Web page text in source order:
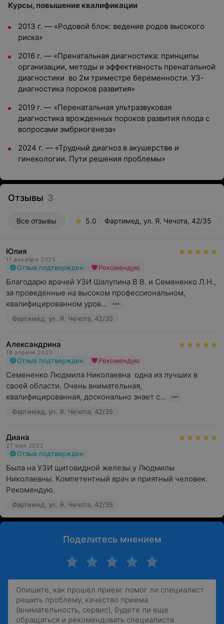
Курсы, повышение квалификации
2013 г. — «Родовой блок: ведение родов высокого
риска»
2016 г. — «Пренатальная диагностика: принципы
организации, методы и эффективность пренатальной
диагностики во 2м триместре беременности. УЗ-
диагностика пороков развития»
2019 г. — «Перенатальная ультразвуковая
диагностика врожденных пороков развития плода с
вопросами эмбриогенеза»
2024 г. — «Трудный диагноз в акушерстве и
гинекологии. Пути решения проблемы»
Отзывы 3
Все отзывы 5.0 Фартимед, ул. Я. Чечота, 42/35
Юлия
11 декабря 2025
Отзыв подтвержден Рекомендую
Благодарю врачей УЗИ Шалупина В В. и Семененко Л.Н.,
за проведенные на высоком профессиональном,
квалифицированном уров...
Фартимед, ул. Я. Чечота, 42/35
Александрина
18 апреля 2023
Отзыв подтвержден Рекомендую
Семененко Людмила Николаевна  одна из лучших в
своей области. Очень внимательная,
квалифицированная, досконально знает с...
Фартимед, ул. Я. Чечота, 42/35
Диана
27 мая 2022
Отзыв подтвержден
Была на УЗИ щитовидной железы у Людмилы
Николаевны. Компетентный врач и приятный человек.
Рекомендую.
Фартимед, ул. Я. Чечота, 42/35
Поделитесь мнением